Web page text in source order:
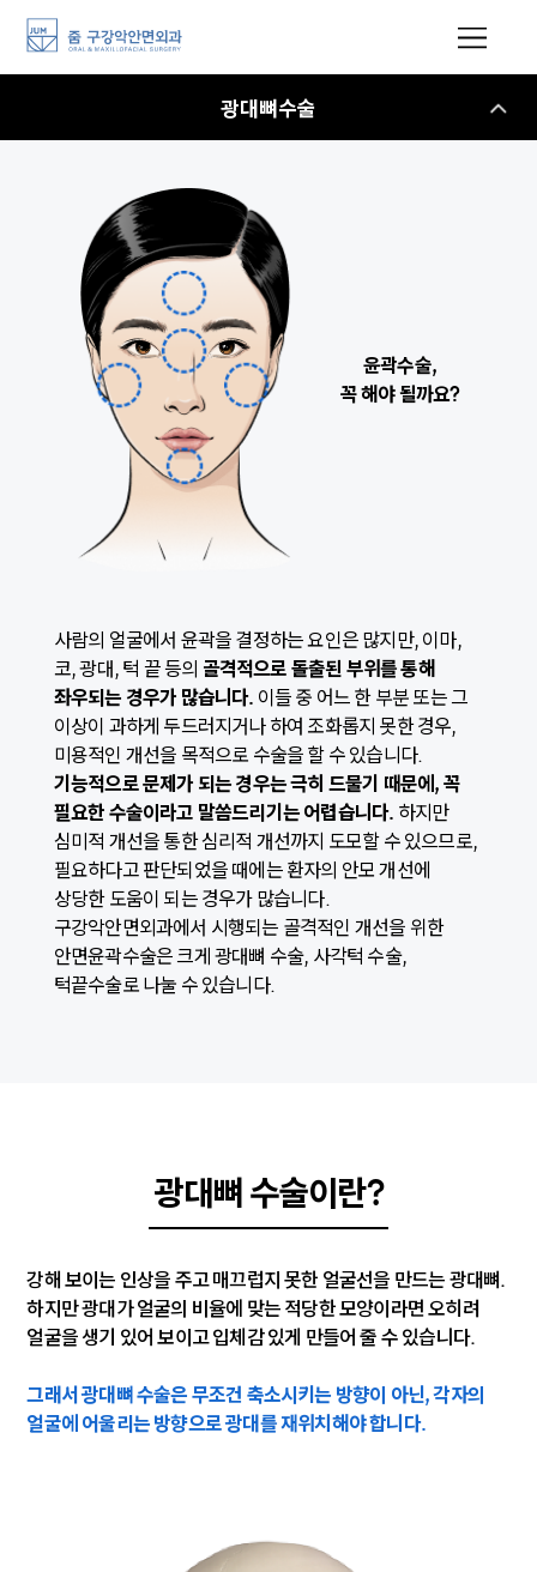
광대뼈수술
윤곽수술,
꼭 해야 될까요?
사람의 얼굴에서 윤곽을 결정하는 요인은 많지만, 이마,
코, 광대, 턱 끝 등의 골격적으로 돌출된 부위를 통해
좌우되는 경우가 많습니다. 이들 중 어느 한 부분 또는 그
이상이 과하게 두드러지거나 하여 조화롭지 못한 경우,
미용적인 개선을 목적으로 수술을 할 수 있습니다.
기능적으로 문제가 되는 경우는 극히 드물기 때문에, 꼭
필요한 수술이라고 말씀드리기는 어렵습니다. 하지만
심미적 개선을 통한 심리적 개선까지 도모할 수 있으므로,
필요하다고 판단되었을 때에는 환자의 안모 개선에
상당한 도움이 되는 경우가 많습니다.
구강악안면외과에서 시행되는 골격적인 개선을 위한
안면윤곽수술은 크게 광대뼈 수술, 사각턱 수술,
턱끝수술로 나눌 수 있습니다.
광대뼈 수술이란?
강해 보이는 인상을 주고 매끄럽지 못한 얼굴선을 만드는 광대뼈.
하지만 광대가 얼굴의 비율에 맞는 적당한 모양이라면 오히려
얼굴을 생기 있어 보이고 입체감 있게 만들어 줄 수 있습니다.
그래서 광대뼈 수술은 무조건 축소시키는 방향이 아닌,각자의
얼굴에 어울리는 방향으로 광대를 재위치해야 합니다.